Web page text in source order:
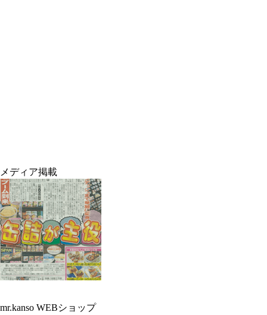
メディア掲載
mr.kanso WEBショップ